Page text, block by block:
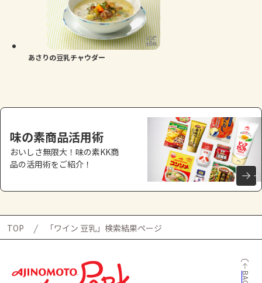
よくあるお問い合わせ
お買い物
あさりの豆乳チャウダー
味の素商品活用術
おいしさ無限大！味の素KK商
品の活用術をご紹介！
TOP 「ワイン 豆乳」検索結果ページ